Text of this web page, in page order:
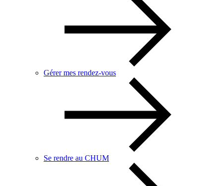
Gérer mes rendez-vous
Se rendre au CHUM